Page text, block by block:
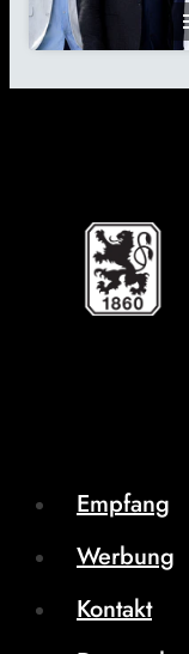
Empfang
Werbung
Kontakt